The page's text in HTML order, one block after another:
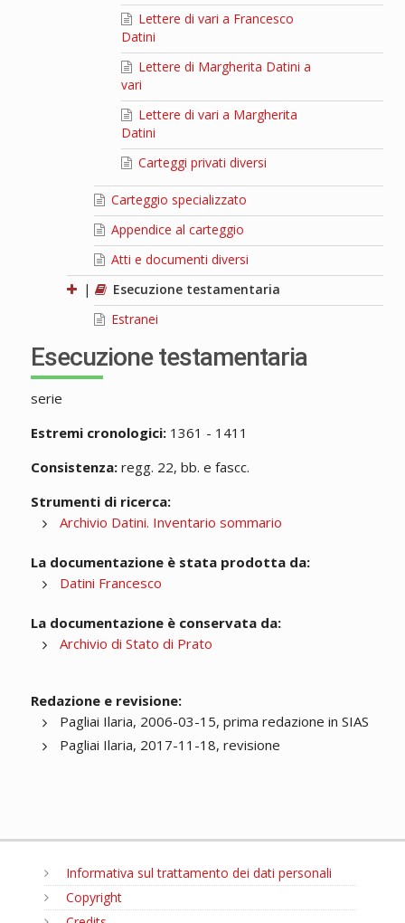
Lettere di vari a Francesco
Datini
Lettere di Margherita Datini a
vari
Lettere di vari a Margherita
Datini
Carteggi privati diversi
Carteggio specializzato
Appendice al carteggio
Atti e documenti diversi
|
Esecuzione testamentaria
Estranei
Esecuzione testamentaria
serie
Estremi cronologici:1361 - 1411
Consistenza:regg. 22, bb. e fascc.
Strumenti di ricerca:
Archivio Datini. Inventario sommario
La documentazione è stata prodotta da:
Datini Francesco
La documentazione è conservata da:
Archivio di Stato di Prato
Redazione e revisione:
Pagliai Ilaria, 2006-03-15, prima redazione in SIAS
Pagliai Ilaria, 2017-11-18, revisione
Informativa sul trattamento dei dati personali
Copyright